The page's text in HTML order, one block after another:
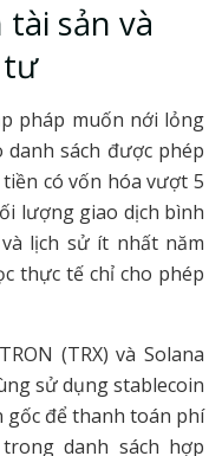
sản và
tư
pháp muốn nới lỏng
sách được phép
có vốn hóa vượt 5
lượng giao dịch bình
lịch sử ít nhất năm
thực tế chỉ cho phép
(TRX) và Solana
sử dụng stablecoin
gốc để thanh toán phí
danh sách hợp